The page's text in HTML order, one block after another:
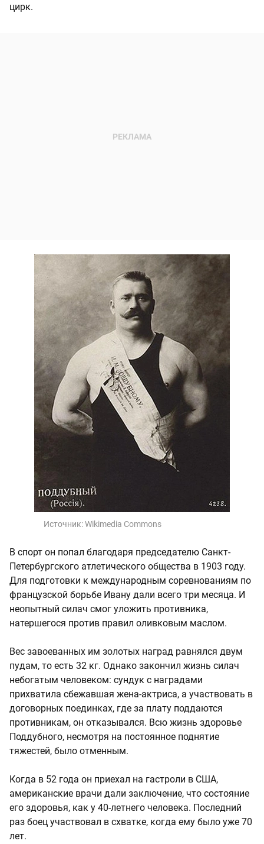
цирк.
Источник:Wikimedia Commons
В спорт он попал благодаря председателю Санкт-
Петербургского атлетического общества в 1903 году.
Для подготовки к международным соревнованиям по
французской борьбе Ивану дали всего три месяца. И
неопытный силач смог уложить противника,
натершегося против правил оливковым маслом.
Вес завоеванных им золотых наград равнялся двум
пудам, то есть 32 кг. Однако закончил жизнь силач
небогатым человеком: сундук с наградами
прихватила сбежавшая жена-актриса, а участвовать в
договорных поединках, где за плату поддаются
противникам, он отказывался. Всю жизнь здоровье
Поддубного, несмотря на постоянное поднятие
тяжестей, было отменным.
Когда в 52 года он приехал на гастроли в США,
американские врачи дали заключение, что состояние
его здоровья, как у 40-летнего человека. Последний
раз боец участвовал в схватке, когда ему было уже 70
лет.